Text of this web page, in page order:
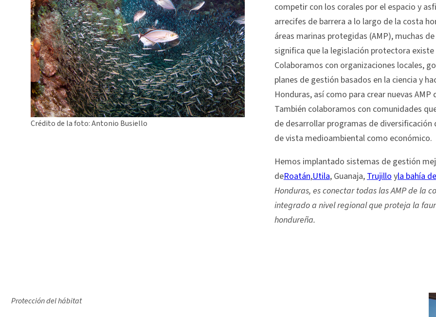
Crédito de la foto: Antonio Busiello
competir con los corales por el espacio y
arrecifes de barrera a lo largo de la costa
áreas marinas protegidas (AMP), muchas
significa que la legislación protectora
Colaboramos con organizaciones locales,
planes de gestión basados en la ciencia y
Honduras, así como para crear nuevas
También colaboramos con comunidades
de desarrollar programas de
de vista medioambiental como económico.
Hemos implantado sistemas de gestión
deRoatán,Utila, Guanaja, Trujillo yla bahía
Honduras, es conectar todas las AMP de la
integrado a nivel regional que proteja la
hondureña.
Protección del hábitat